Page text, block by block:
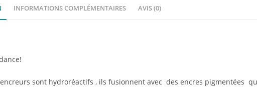
INFORMATIONS COMPLÉMENTAIRES AVIS (0)
encreurs sont hydroréactifs , ils fusionnent avec des encres pigmentées